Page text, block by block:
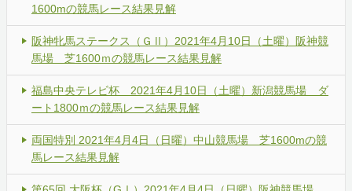
1600mの競馬レース結果見解
阪神牝馬ステークス（ＧⅡ）2021年4月10日（土曜）阪神競
馬場 芝1600ｍの競馬レース結果見解
福島中央テレビ杯 2021年4月10日（土曜）新潟競馬場 ダ
ート1800ｍの競馬レース結果見解
両国特別 2021年4月4日（日曜）中山競馬場 芝1600mの競
馬レース結果見解